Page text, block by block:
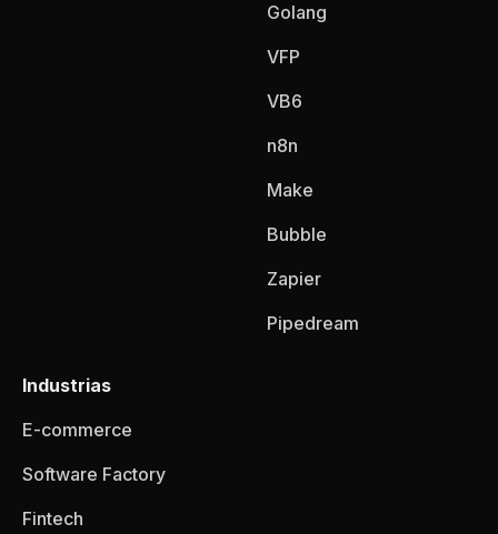
Golang
VFP
VB6
n8n
Make
Bubble
Zapier
Pipedream
Industrias
E-commerce
Software Factory
Fintech